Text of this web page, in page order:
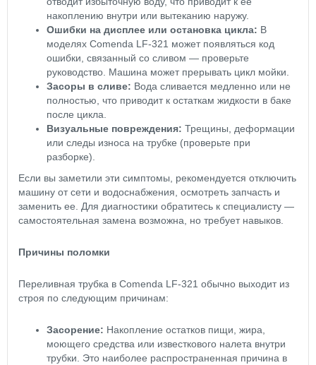
накоплению внутри или вытеканию наружу.
Ошибки на дисплее или остановка цикла: В
моделях Comenda LF-321 может появляться код
ошибки, связанный со сливом — проверьте
руководство. Машина может прерывать цикл мойки.
Засоры в сливе: Вода сливается медленно или не
полностью, что приводит к остаткам жидкости в баке
после цикла.
Визуальные повреждения: Трещины, деформации
или следы износа на трубке (проверьте при
разборке).
Если вы заметили эти симптомы, рекомендуется отключить
машину от сети и водоснабжения, осмотреть запчасть и
заменить ее. Для диагностики обратитесь к специалисту —
самостоятельная замена возможна, но требует навыков.
Причины поломки
Переливная трубка в Comenda LF-321 обычно выходит из
строя по следующим причинам:
Засорение: Накопление остатков пищи, жира,
моющего средства или известкового налета внутри
трубки. Это наиболее распространенная причина в